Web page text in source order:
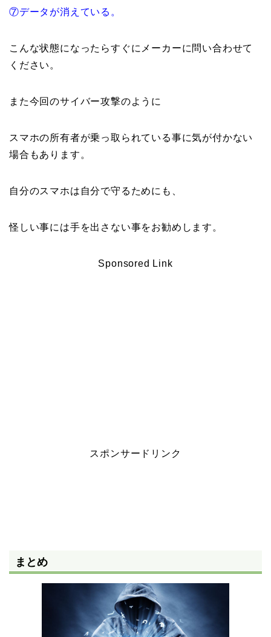
⑦データが消えている。
こんな状態になったらすぐにメーカーに問い合わせて
ください。
また今回のサイバー攻撃のように
スマホの所有者が乗っ取られている事に気が付かない
場合もあります。
自分のスマホは自分で守るためにも、
怪しい事には手を出さない事をお勧めします。
Sponsored Link
スポンサードリンク
まとめ